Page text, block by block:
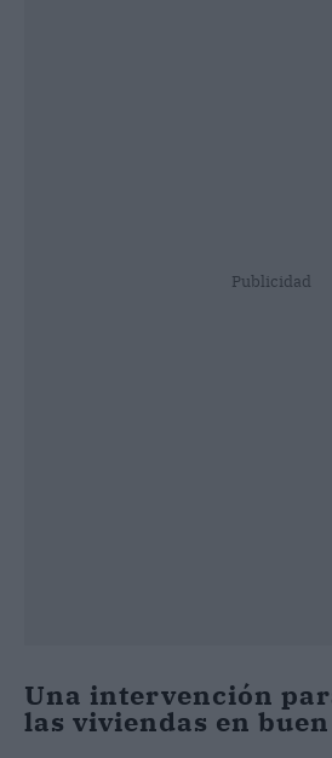
Publicidad
Una intervención
las viviendas en